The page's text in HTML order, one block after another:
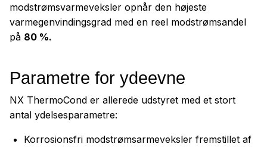
modstrømsvarmeveksler opnår den højeste
varmegenvindingsgrad med en reel modstrømsandel
på 80 %.
Parametre for ydeevne
NX ThermoCond er allerede udstyret med et stort
antal ydelsesparametre:
Korrosionsfri modstrømsarmeveksler fremstillet af